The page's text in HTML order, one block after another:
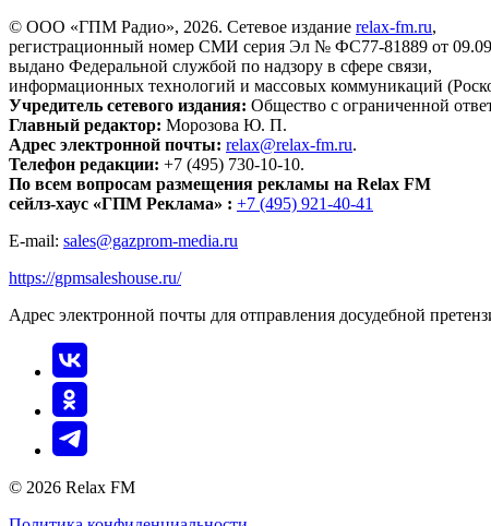
© ООО «ГПМ Радио», 2026. Сетевое издание relax-fm.ru,
регистрационный номер СМИ серия Эл № ФС77-81889 от
выдано Федеральной службой по надзору в сфере связи,
информационных технологий и массовых коммуникаций
Учредитель сетевого издания: Общество с ограниченной
Главный редактор: Морозова Ю. П.
Адрес электронной почты: relax@relax-fm.ru.
Телефон редакции: +7 (495) 730-10-10.
По всем вопросам размещения рекламы на Relax FM
сейлз-хаус «ГПМ Реклама» : +7 (495) 921-40-41
E-mail: sales@gazprom-media.ru
https://gpmsaleshouse.ru/
Адрес электронной почты для отправления досудебной
© 2026 Relax FM